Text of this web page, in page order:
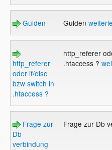
Gulden Gulden
http_referer
oder if/else
bzw switch in
.htaccess ?
http_referer
.htaccess ?
Frage zur
Db
verbindung
Frage zur Db